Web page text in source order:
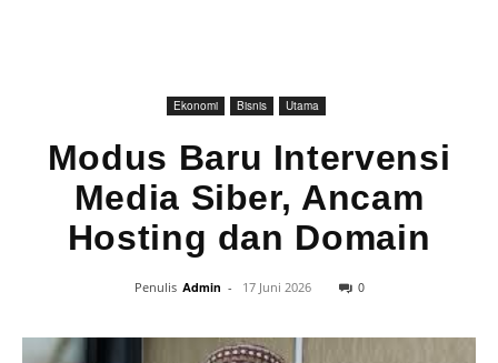
Ekonomi Bisnis Utama
Modus Baru Intervensi
Media Siber, Ancam
Hosting dan Domain
Penulis Admin - 17 Juni 2026 0